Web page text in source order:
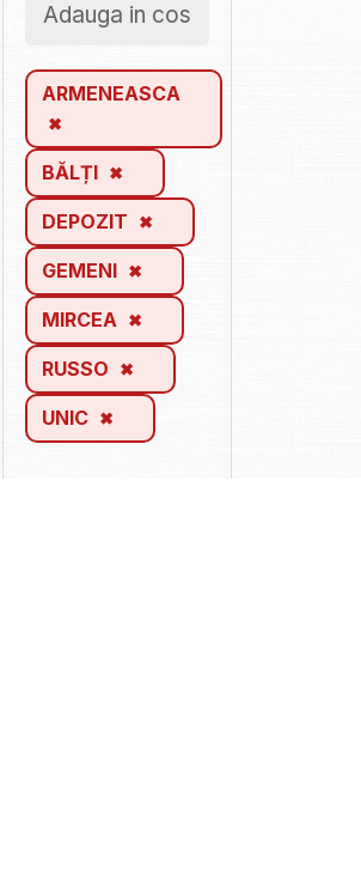
Adauga in cos
ARMENEASCA
BĂLȚI
DEPOZIT
GEMENI
MIRCEA
RUSSO
UNIC